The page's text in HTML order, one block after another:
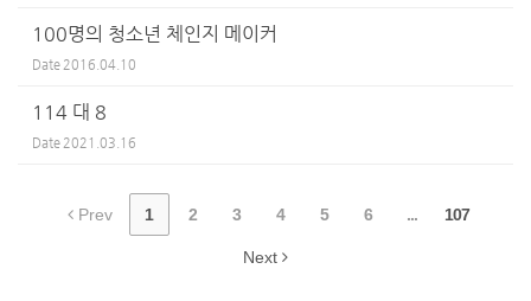
100명의 청소년 체인지 메이커
Date 2016.04.10
114 대 8
Date 2021.03.16
Prev 1 2 3 4 5 6 ... 107
Next